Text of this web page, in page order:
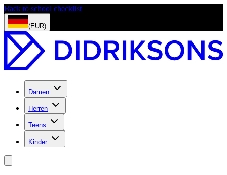
Back to school checklist
(EUR)
Damen
Herren
Teens
Kinder